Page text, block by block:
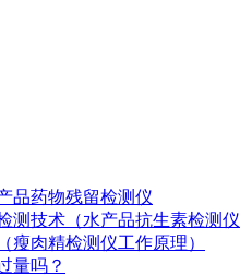
品药物残留检测仪
测技术（水产品抗生素检测仪
瘦肉精检测仪工作原理）
量吗？